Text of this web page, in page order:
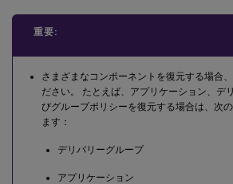
重要:
さまざまなコンポーネントを復元する場合
ださい。 たとえば、アプリケーション、デ
びグループポリシーを復元する場合は、次
ます：
デリバリーグループ
アプリケーション